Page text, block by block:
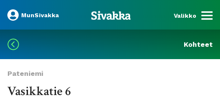
MunSivakka Valikko
Kohteet
Pateniemi
Vasikkatie 6